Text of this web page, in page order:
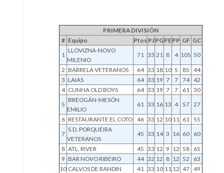
PRIMERA DIVISIÓN
# Equipo Ptos PJ PGPEPP GF GC
1
LLOVIZNA-NOVO
MILENIO
71 33 21 8 4 105 50
2 BARRELA VETERANOS 64 33 18 10 5 85 44
3 LAIAS 64 33 19 7 7 74 42
4 CUNHA OLD BOYS 64 33 19 7 7 61
30
5
BREOGÁN-MESÓN
EMILIO
61 33 16 13 4 57 27
6 RESTAURANTE EL COTO 46 33 12 10 11 61
55
7
S.D. PORQUEIRA
VETERANOS
45 33 14 3 16 60
60
8 ATL. RIVER 45 33 12 9 12 58
65
9 BAR NOVO RIBEIRO 44 32 12 8 12 52
63
10 CALVOS DE RANDIN 41 33 10 11 12 47 49